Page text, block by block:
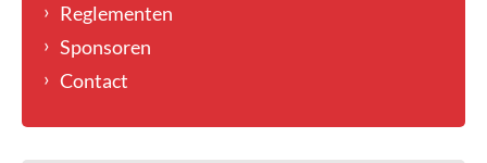
Reglementen
Sponsoren
Contact